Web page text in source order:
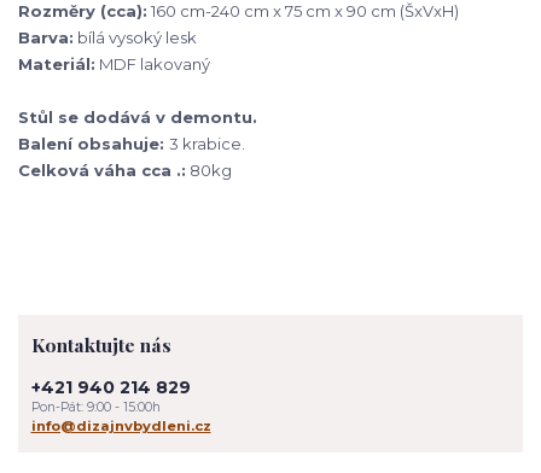
Rozměry (cca): 160 cm-240 cm x 75 cm x 90 cm (ŠxVxH)
Barva: bílá vysoký lesk
Materiál: MDF lakovaný
Stůl se dodává v demontu.
Balení obsahuje: 3 krabice.
Celková váha cca .: 80kg
Kontaktujte nás
+421 940 214 829
Pon-Pát: 9:00 - 15:00h
info@dizajnvbydleni.cz